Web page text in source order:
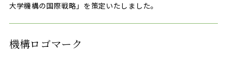
大学機構の国際戦略」を策定いたしました。
機構ロゴマーク